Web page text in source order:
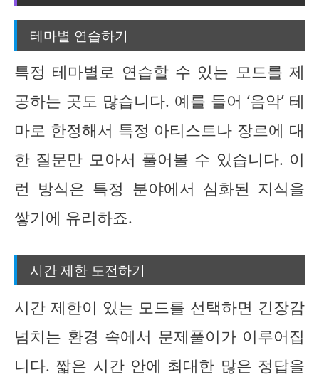
테마별 연습하기
특정 테마별로 연습할 수 있는 모드를 제
공하는 곳도 많습니다. 예를 들어 ‘음악’ 테
마로 한정해서 특정 아티스트나 장르에 대
한 질문만 모아서 풀어볼 수 있습니다. 이
런 방식은 특정 분야에서 심화된 지식을
쌓기에 유리하죠.
시간 제한 도전하기
시간 제한이 있는 모드를 선택하면 긴장감
넘치는 환경 속에서 문제풀이가 이루어집
니다. 짧은 시간 안에 최대한 많은 정답을